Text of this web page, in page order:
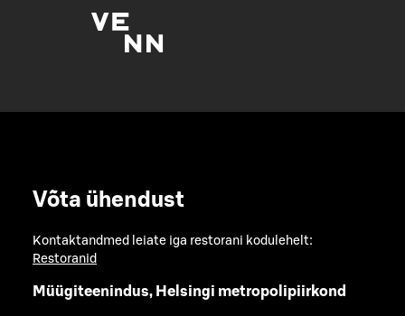
Võta ühendust
Kontaktandmed leiate iga restorani kodulehelt:
Restoranid
Müügiteenindus, Helsingi metropolipiirkond